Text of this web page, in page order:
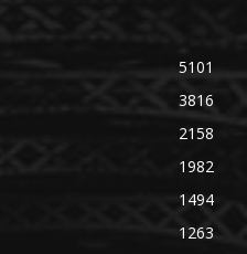
5101
3816
2158
1982
1494
1263